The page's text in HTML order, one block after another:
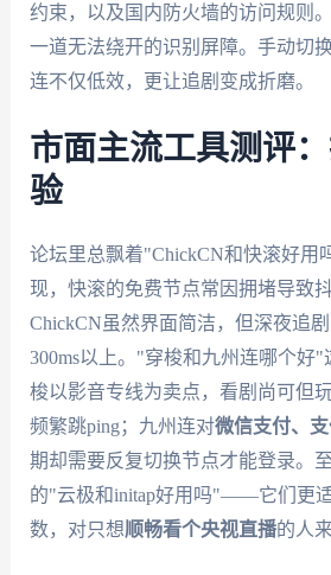
约束，以及国内防火墙的访问规则
一道无法绕开的识别屏障。手动切
连不仅低效，更让追剧变成折磨。
市面主流工具测评
验
论坛里总飘着"ChickCN和快滚好用
现，快滚的免费节点常因拥堵导致
ChickCN虽然界面简洁，但深夜追
300ms以上。"穿梭和九州连哪个好
梭以影音专线为卖点，看剧尚可但
频繁跳ping；九州连对微信支付、
期却需要反复切换节点才能登录。
的"云极和initap好用吗"——它们更
数，对只想顺畅看个央视直播的人